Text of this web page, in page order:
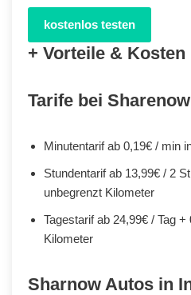
kostenlos testen
+ Vorteile & Kosten
Tarife bei Sharenow
Minutentarif ab 0,19€ / min
Stundentarif ab 13,99€ / 2
unbegrenzt Kilometer
Tagestarif ab 24,99€ / Tag
Kilometer
Sharnow Autos in